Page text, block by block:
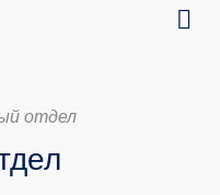
отдел